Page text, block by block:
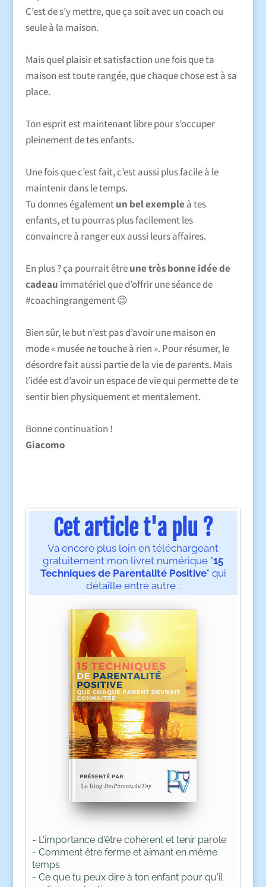
C’est de s’y mettre, que ça soit avec un coach ou
seule à la maison.
Mais quel plaisir et satisfaction une fois que ta
maison est toute rangée, que chaque chose est à sa
place.
Ton esprit est maintenant libre pour s’occuper
pleinement de tes enfants.
Une fois que c’est fait, c’est aussi plus facile à le
maintenir dans le temps.
Tu donnes égalementun bel exemple à tes
enfants, et tu pourras plus facilement les
convaincre à ranger eux aussi leurs affaires.
En plus ? ça pourrait êtreune très bonne idée de
cadeau immatériel que d’offrir une séance de
#coachingrangement 😉
Bien sûr, le but n’est pas d’avoir une maison en
mode « musée ne touche à rien ». Pour résumer, le
désordre fait aussi partie de la vie de parents. Mais
l’idée est d’avoir un espace de vie qui permette de te
sentir bien physiquement et mentalement.
Bonne continuation !
Giacomo